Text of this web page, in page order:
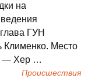
на
ГУН
Клименко. Место
— Хер …
Происшествия